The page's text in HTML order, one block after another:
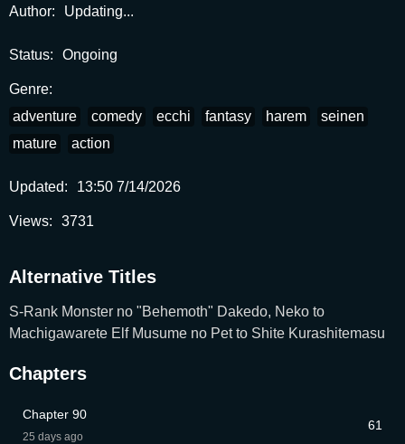
として暮らしてます,Sランクモンスターの《ベヒーモス》
す,Sランクモンスターの《ベヒーモス》だけど、猫と間違
われてエルフ娘の騎士（ペット）として暮らしてます,Я
монстр S-класса Бегемот, но меня перепутали с котом, и
ฐานะ(แมว)ครับ,虽然是S级魔兽“比蒙巨兽” 却以猫的模样、成
chapters of "S-Rank Monster no "Behemoth" Dakedo, Neko
Kurashitemasu" RAW.
Author: Updating...
Status: Ongoing
Genre:
adventure
comedy ecchi fantasy harem
seinen
mature
action
Updated: 13:50 7/14/2026
Views: 3731
Alternative Titles
S-Rank Monster no "Behemoth" Dakedo, Neko to
Machigawarete Elf Musume no Pet to Shite Kurashitemasu
Chapters
Chapter 90
25 days ago
61